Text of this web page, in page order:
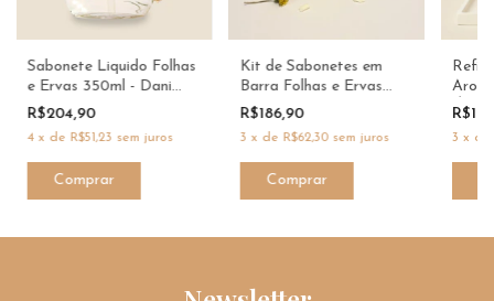
Sabonete Liquido Folhas
e Ervas 350ml - Dani
Fernandes
R$204,90
4 x de R$51,23 sem juros
Kit de Sabonetes em
Barra Folhas e Ervas
270g - Dani Fernandes
R$186,90
3 x de R$62,30 sem juros
Refil
Óleo
3 x de